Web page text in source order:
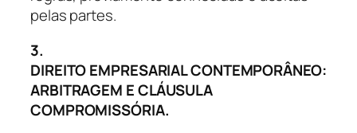
pelas partes.
3.
DIREITOEMPRESARIALCONTEMPORÂNEO:
ARBITRAGEM E CLÁUSULA
COMPROMISSÓRIA.